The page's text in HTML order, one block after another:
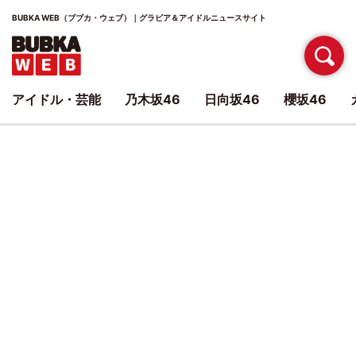
BUBKA WEB（ブブカ・ウェブ）｜グラビア＆アイドルニュースサイト
アイドル・芸能 乃木坂46 日向坂46 櫻坂46